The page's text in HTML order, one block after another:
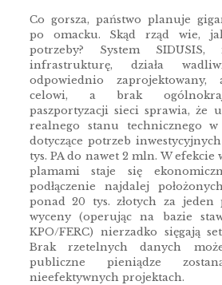
Co gorsza, państwo planuje
po omacku. Skąd rząd wie,
potrzeby? System SIDUSIS,
infrastrukturę, działa
odpowiednio zaprojektowany,
celowi, a brak
paszportyzacji sieci sprawia, że
realnego stanu technicznego
dotyczące potrzeb
tys. PA do nawet 2 mln. W efekcie
plamami staje się
podłączenie najdalej
ponad 20 tys. złotych za jeden
wyceny (operując na bazie
KPO/FERC) nierzadko sięgają
Brak rzetelnych danych
publiczne pieniądze
nieefektywnych projektach.